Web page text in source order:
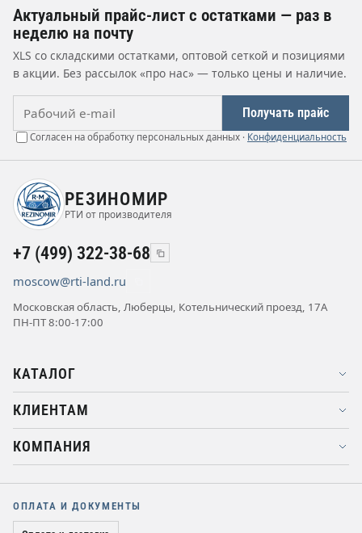
Актуальный прайс-лист с остатками — раз в
неделю на почту
XLS со складскими остатками, оптовой сеткой и позициями
в акции. Без рассылок «про нас» — только цены и наличие.
Получать прайс
Согласен на обработку персональных данных · Конфиденциальность
РЕЗИНОМИР
РТИ от производителя
+7 (499) 322-38-68
moscow@rti-land.ru
Московская область, Люберцы, Котельнический проезд, 17А
ПН-ПТ 8:00-17:00
КАТАЛОГ
КЛИЕНТАМ
КОМПАНИЯ
ОПЛАТА И ДОКУМЕНТЫ